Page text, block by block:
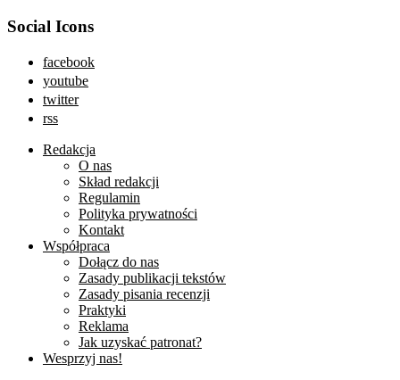
Social Icons
facebook
youtube
twitter
rss
Redakcja
O nas
Skład redakcji
Regulamin
Polityka prywatności
Kontakt
Współpraca
Dołącz do nas
Zasady publikacji tekstów
Zasady pisania recenzji
Praktyki
Reklama
Jak uzyskać patronat?
Wesprzyj nas!